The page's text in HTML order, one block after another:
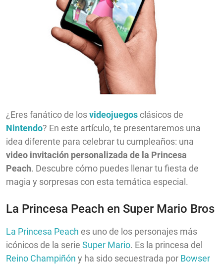
¿Eres fanático de losvideojuegos clásicos de
Nintendo? En este artículo, te presentaremos una
idea diferente para celebrar tu cumpleaños: una
video invitación personalizada de la Princesa
Peach. Descubre cómo puedes llenar tu fiesta de
magia y sorpresas con esta temática especial.
La Princesa Peach en Super Mario Bros
La Princesa Peach es uno de los personajes más
icónicos de la serie Super Mario. Es la princesa del
Reino Champiñón y ha sido secuestrada por Bowser